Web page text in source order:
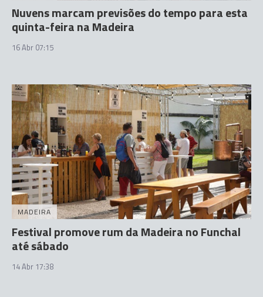
Nuvens marcam previsões do tempo para esta
quinta-feira na Madeira
16 Abr 07:15
MADEIRA
Festival promove rum da Madeira no Funchal
até sábado
14 Abr 17:38